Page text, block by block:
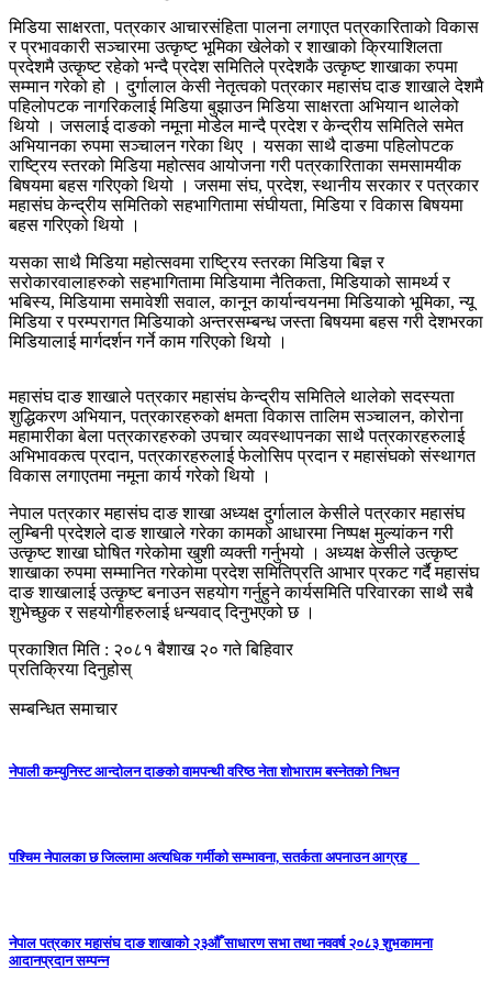
मिडिया साक्षरता, पत्रकार आचारसंहिता पालना लगाएत पत्रकारिताको विकास
र प्रभावकारी सञ्चारमा उत्कृष्ट भूमिका खेलेको र शाखाको क्रियाशिलता
प्रदेशमै उत्कृष्ट रहेको भन्दै प्रदेश समितिले प्रदेशकै उत्कृष्ट शाखाका रुपमा
सम्मान गरेको हो । दुर्गालाल केसी नेतृत्वको पत्रकार महासंघ दाङ शाखाले देशमै
पहिलोपटक नागरिकलाई मिडिया बुझाउन मिडिया साक्षरता अभियान थालेको
थियो । जसलाई दाङको नमूना मोडेल मान्दै प्रदेश र केन्द्रीय समितिले समेत
अभियानका रुपमा सञ्चालन गरेका थिए । यसका साथै दाङमा पहिलोपटक
राष्ट्रिय स्तरको मिडिया महोत्सव आयोजना गरी पत्रकारिताका समसामयीक
बिषयमा बहस गरिएको थियो । जसमा संघ, प्रदेश, स्थानीय सरकार र पत्रकार
महासंघ केन्द्रीय समितिको सहभागितामा संघीयता, मिडिया र विकास बिषयमा
बहस गरिएको थियो ।
यसका साथै मिडिया महोत्सवमा राष्ट्रिय स्तरका मिडिया बिज्ञ र
सरोकारवालाहरुको सहभागितामा मिडियामा नैतिकता, मिडियाको सामर्थ्य र
भबिस्य, मिडियामा समावेशी सवाल, कानून कार्यान्वयनमा मिडियाको भूमिका, न्यू
मिडिया र परम्परागत मिडियाको अन्तरसम्बन्ध जस्ता बिषयमा बहस गरी देशभरका
मिडियालाई मार्गदर्शन गर्ने काम गरिएको थियो ।
महासंघ दाङ शाखाले पत्रकार महासंघ केन्द्रीय समितिले थालेको सदस्यता
शुद्धिकरण अभियान, पत्रकारहरुको क्षमता विकास तालिम सञ्चालन, कोरोना
महामारीका बेला पत्रकारहरुको उपचार व्यवस्थापनका साथै पत्रकारहरुलाई
अभिभावकत्व प्रदान, पत्रकारहरुलाई फेलोसिप प्रदान र महासंघको संस्थागत
विकास लगाएतमा नमूना कार्य गरेको थियो ।
नेपाल पत्रकार महासंघ दाङ शाखा अध्यक्ष दुर्गालाल केसीले पत्रकार महासंघ
लुम्बिनी प्रदेशले दाङ शाखाले गरेका कामको आधारमा निष्पक्ष मुल्यांकन गरी
उत्कृष्ट शाखा घोषित गरेकोमा खुशी व्यक्ती गर्नुभयो । अध्यक्ष केसीले उत्कृष्ट
शाखाका रुपमा सम्मानित गरेकोमा प्रदेश समितिप्रति आभार प्रकट गर्दै महासंघ
दाङ शाखालाई उत्कृष्ट बनाउन सहयोग गर्नुहुने कार्यसमिति परिवारका साथै सबै
शुभेच्छुक र सहयोगीहरुलाई धन्यवाद् दिनुभएको छ ।
प्रकाशित मिति : २०८१ बैशाख २० गते बिहिवार
प्रतिक्रिया दिनुहोस्
सम्बन्धित समाचार
नेपाली कम्युनिस्ट आन्दोलन दाङको वामपन्थी वरिष्ठ नेता शोभाराम बस्नेतको निधन
पश्चिम नेपालका छ जिल्लामा अत्यधिक गर्मीको सम्भावना, सतर्कता अपनाउन आग्रह
नेपाल पत्रकार महासंघ दाङ शाखाको २३औँ साधारण सभा तथा नववर्ष २०८३ शुभकामना
आदानप्रदान सम्पन्न